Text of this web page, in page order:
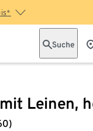
Suche
Leinen,